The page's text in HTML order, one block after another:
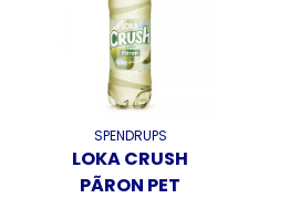
SPENDRUPS
LOKA CRUSH
PÃRON PET